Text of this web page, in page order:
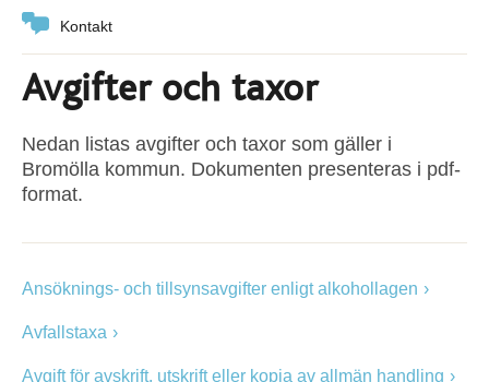
Kontakt
Avgifter och taxor
Nedan listas avgifter och taxor som gäller i
Bromölla kommun. Dokumenten presenteras i pdf-
format.
Ansöknings- och tillsynsavgifter enligt alkohollagen
Avfallstaxa
Avgift för avskrift. utskrift eller kopia av allmän handling